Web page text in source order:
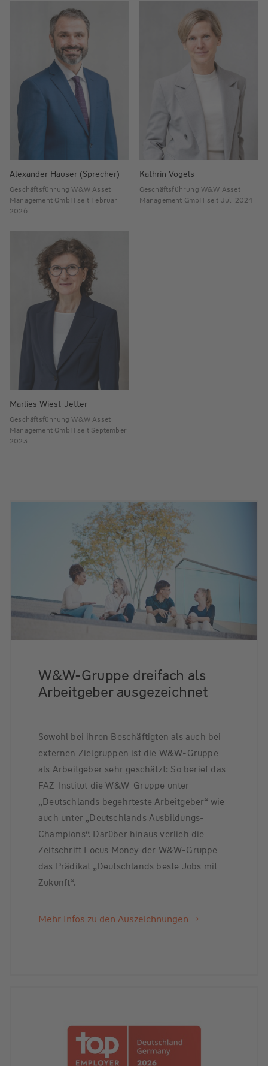
Alexander Hauser (Sprecher)
Geschäftsführung W&W Asset
Management GmbH seit Februar
2026
Kathrin Vogels
Geschäftsführung W&W Asset
Management GmbH seit Juli 2024
Marlies Wiest-Jetter
Geschäftsführung W&W Asset
Management GmbH seit September
2023
W&W-Gruppe dreifach als
Arbeitgeber ausgezeichnet
Sowohl bei ihren Beschäftigten als auch bei
externen Zielgruppen ist die W&W-Gruppe
als Arbeitgeber sehr geschätzt: So berief das
FAZ-Institut die W&W-Gruppe unter
„Deutschlands begehrteste Arbeitgeber“ wie
auch unter „Deutschlands Ausbildungs-
Champions“. Darüber hinaus verlieh die
Zeitschrift Focus Money der W&W-Gruppe
das Prädikat „Deutschlands beste Jobs mit
Zukunft“.
Mehr Infos zu den Auszeichnungen